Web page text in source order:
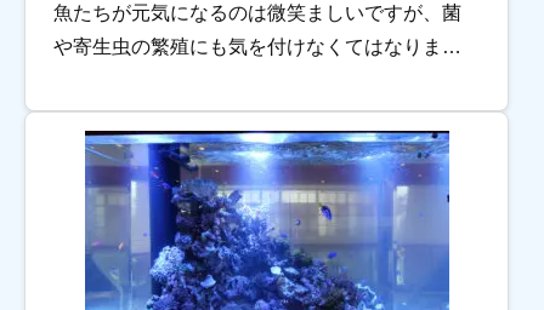
魚たちが元気になるのは微笑ましいですが、菌
や寄生虫の繁殖にも気を付けなくてはなりませ
には、水換え！ 原因菌を繁殖させなければ症状
が出 […]